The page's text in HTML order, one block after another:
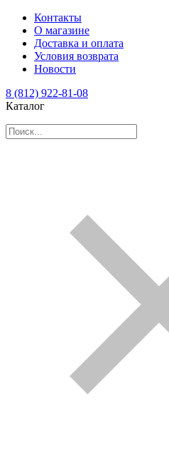
Контакты
О магазине
Доставка и оплата
Условия возврата
Новости
8 (812) 922-81-08
Каталог